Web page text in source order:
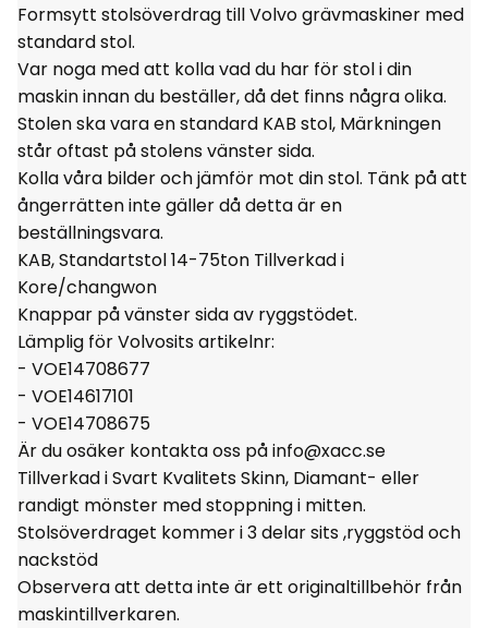
Formsytt stolsöverdrag till Volvo grävmaskiner med
standard stol.
Var noga med att kolla vad du har för stol i din
maskin innan du beställer, då det finns några olika.
Stolen ska vara en standard KAB stol, Märkningen
står oftast på stolens vänster sida.
Kolla våra bilder och jämför mot din stol. Tänk på att
ångerrätten inte gäller då detta är en
beställningsvara.
KAB, Standartstol 14-75ton Tillverkad i
Kore/changwon
Knappar på vänster sida av ryggstödet.
Lämplig för Volvosits artikelnr:
- VOE14708677
- VOE14617101
- VOE14708675
Är du osäker kontakta oss på info@xacc.se
Tillverkad i Svart Kvalitets Skinn, Diamant- eller
randigt mönster med stoppning i mitten.
Stolsöverdraget kommer i 3 delar sits ,ryggstöd och
nackstöd
Observera att detta inte är ett originaltillbehör från
maskintillverkaren.